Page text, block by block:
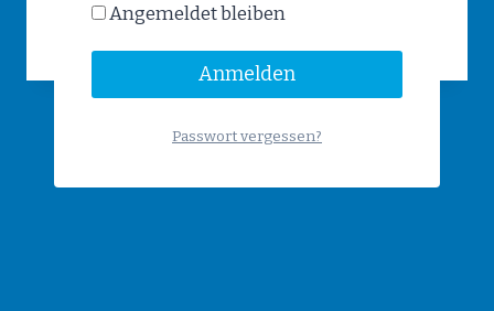
23:42Angemeldet bleiben
Passwort vergessen?